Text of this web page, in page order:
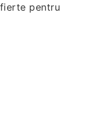
pentru